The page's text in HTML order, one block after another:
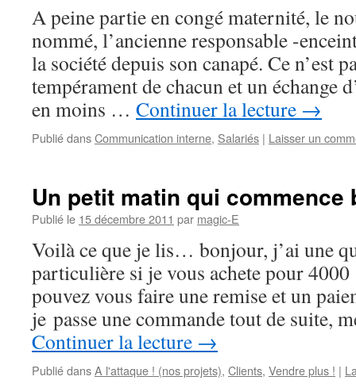
A peine partie en congé maternité, le
nommé, l’ancienne responsable -
la société depuis son canapé. Ce n’est
tempérament de chacun et un échange
en moins … Continuer la lecture →
Publié dansCommunication interne, Salariés | Laisser un
Un petit matin qui commence
Publié le 15 décembre 2011 par magic-E
Voilà ce que je lis… bonjour, j’ai une
particulière si je vous achete pour
pouvez vous faire une remise et un
je passe une commande tout de suite,
Continuer la lecture →
Publié dansA l'attaque ! (nos projets), Clients, Vendre plus ! |